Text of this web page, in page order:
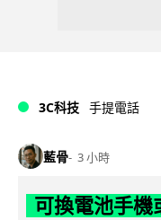
3C科技 手提電話
藍骨 3 小時
可換電池手